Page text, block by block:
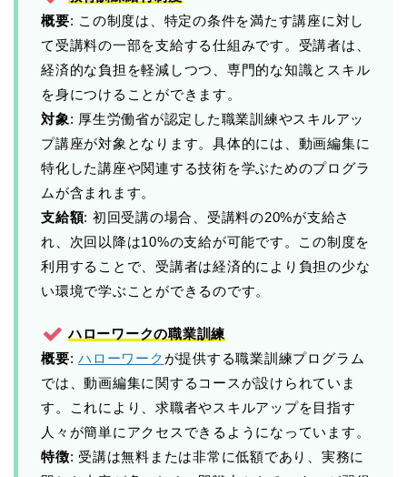
概要: この制度は、特定の条件を満たす講座に対し
て受講料の一部を支給する仕組みです。受講者は、
経済的な負担を軽減しつつ、専門的な知識とスキル
を身につけることができます。
対象: 厚生労働省が認定した職業訓練やスキルアッ
プ講座が対象となります。具体的には、動画編集に
特化した講座や関連する技術を学ぶためのプログラ
ムが含まれます。
支給額: 初回受講の場合、受講料の20%が支給さ
れ、次回以降は10%の支給が可能です。この制度を
利用することで、受講者は経済的により負担の少な
い環境で学ぶことができるのです。
ハローワークの職業訓練
概要:ハローワーク が提供する職業訓練プログラム
では、動画編集に関するコースが設けられていま
す。これにより、求職者やスキルアップを目指す
人々が簡単にアクセスできるようになっています。
特徴: 受講は無料または非常に低額であり、実務に